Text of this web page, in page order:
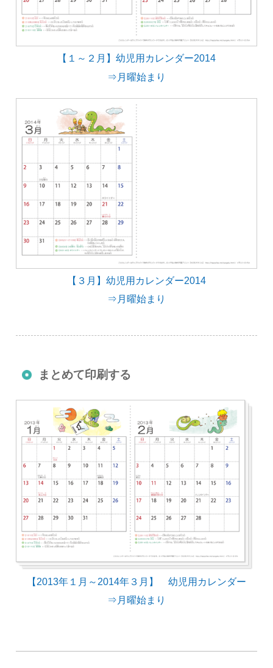
【１～２月】幼児用カレンダー2014
⇒月曜始まり
【３月】幼児用カレンダー2014
⇒月曜始まり
まとめて印刷する
【2013年１月～2014年３月】 幼児用カレンダー
⇒月曜始まり